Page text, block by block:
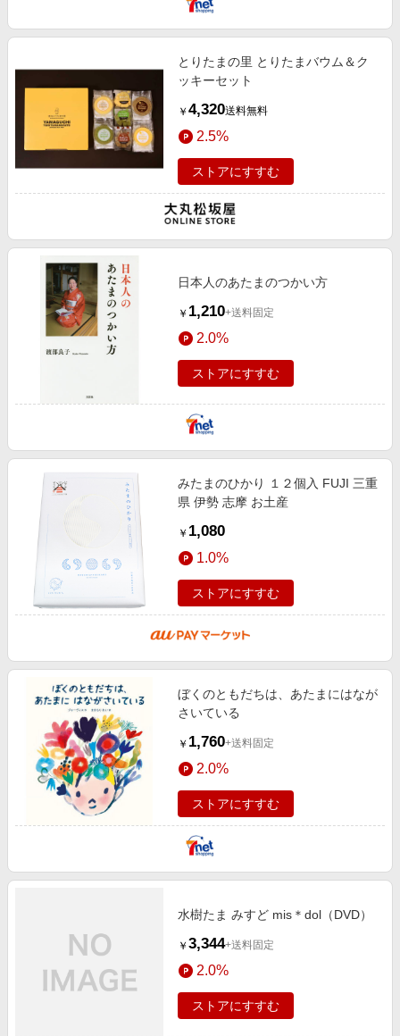
とりたまの里 とりたまバウム＆ク
ッキーセット
￥ 4,320送料無料
2.5%
ストアにすすむ
日本人のあたまのつかい方
￥ 1,210+送料固定
2.0%
ストアにすすむ
みたまのひかり １２個入 FUJI 三重
県 伊勢 志摩 お土産
￥ 1,080
1.0%
ストアにすすむ
ぼくのともだちは、あたまにはなが
さいている
￥ 1,760+送料固定
2.0%
ストアにすすむ
水樹たま みすど mis＊dol（DVD）
￥ 3,344+送料固定
2.0%
ストアにすすむ